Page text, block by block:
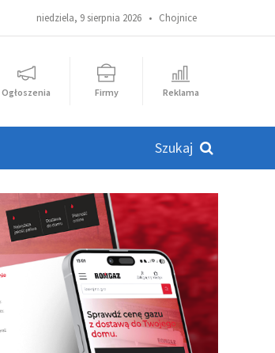
niedziela, 9 sierpnia 2026 • Chojnice
Ogłoszenia Firmy Reklama